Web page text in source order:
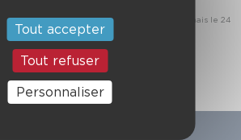
de corps aux sapeurs-pompiers haut-garonnais le 24
04 avril 2020
Tout accepter
Tout refuser
Personnaliser